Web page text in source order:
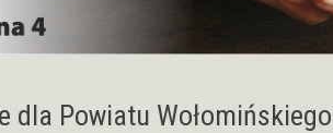
dla Powiatu